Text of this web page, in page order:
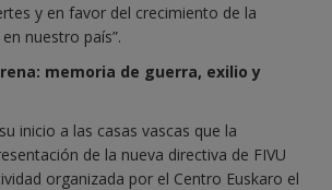
y en favor del crecimiento de la
nuestro país”.
memoria de guerra, exilio y
inicio a las casas vascas que la
de la nueva directiva de FIVU
organizada por el Centro Euskaro el